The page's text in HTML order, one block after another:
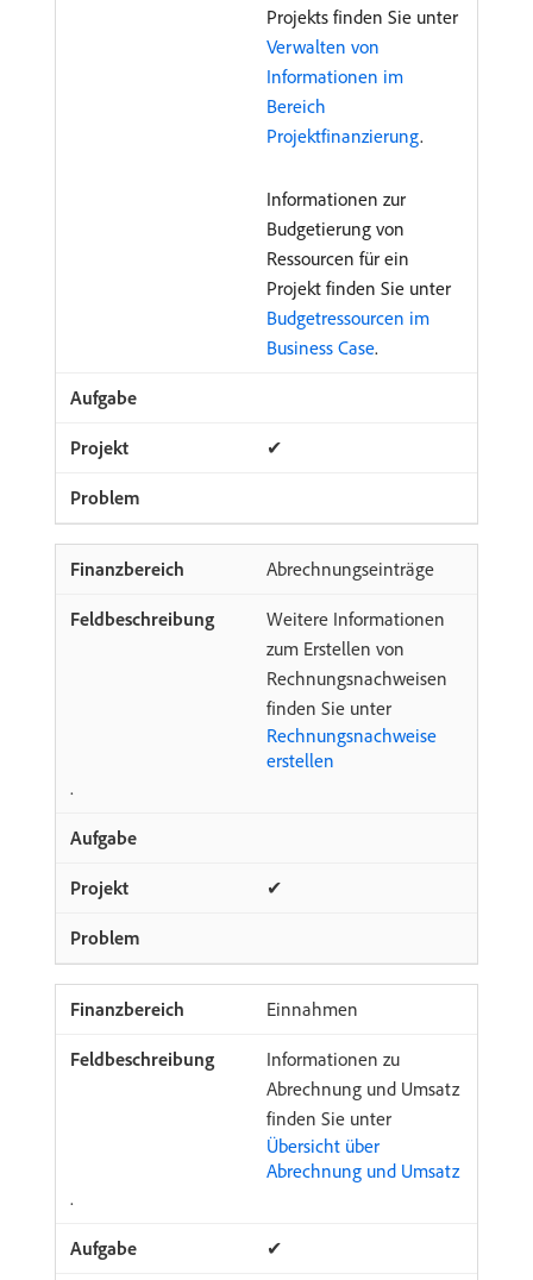
Projekts finden Sie unter
Verwalten von
Informationen im
Bereich
Projektfinanzierung.
Informationen zur
Budgetierung von
Ressourcen für ein
Projekt finden Sie unter
Budgetressourcen im
Business Case.
✔
Abrechnungseinträge
Weitere Informationen
zum Erstellen von
Rechnungsnachweisen
finden Sie unter
Rechnungsnachweise
erstellen
.
✔
Einnahmen
Informationen zu
Abrechnung und Umsatz
finden Sie unter
Übersicht über
Abrechnung und Umsatz
.
✔